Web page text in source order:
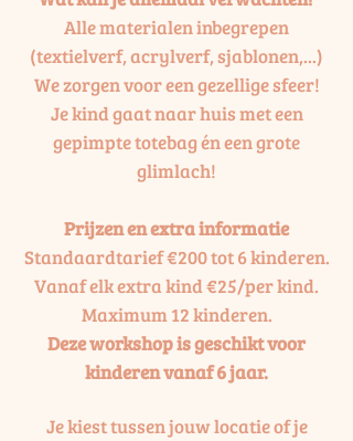
Alle materialen inbegrepen
(textielverf, acrylverf, sjablonen,...)
We zorgen voor een gezellige sfeer!
Je kind gaat naar huis met een
gepimpte totebag én een grote
glimlach!
Prijzen en extra informatie
Standaardtarief €200 tot 6 kinderen.
Vanaf elk extra kind €25/per kind.
Maximum 12 kinderen.
Deze workshop is geschikt voor
kinderen vanaf 6 jaar.
Je kiest tussen jouw locatie of je